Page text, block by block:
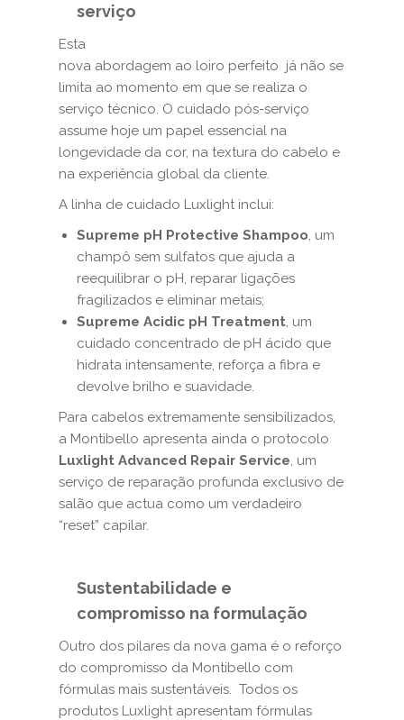
serviço
Esta
nova abordagem ao loiro perfeito já não se
limita ao momento em que se realiza o
serviço técnico. O cuidado pós-serviço
assume hoje um papel essencial na
longevidade da cor, na textura do cabelo e
na experiência global da cliente.
A linha de cuidado Luxlight inclui:
Supreme pH Protective Shampoo, um
champô sem sulfatos que ajuda a
reequilibrar o pH, reparar ligações
fragilizados e eliminar metais;
Supreme Acidic pH Treatment, um
cuidado concentrado de pH ácido que
hidrata intensamente, reforça a fibra e
devolve brilho e suavidade.
Para cabelos extremamente sensibilizados,
a Montibello apresenta ainda o protocolo
Luxlight Advanced Repair Service, um
serviço de reparação profunda exclusivo de
salão que actua como um verdadeiro
“reset” capilar.
Sustentabilidade e
compromisso na formulação
Outro dos pilares da nova gama é o reforço
do compromisso da Montibello com
fórmulas mais sustentáveis. Todos os
produtos Luxlight apresentam fórmulas